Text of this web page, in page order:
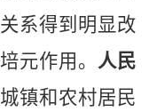
系得到明显改
元作用。 人民
镇和农村居民